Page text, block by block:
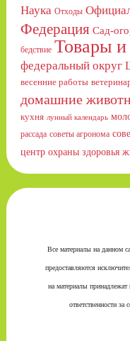
Наука Отходы
Федерация Сад-
бедствие Товары и
федеральный округ
весенние работы
домашние
кухня лунный календарь
рассада советы агронома
центр охраны здоровья
Все материалы на данном
предоставляются
на материалы
ответственности за